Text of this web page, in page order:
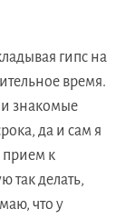
гипс на
время.
знакомые
да и сам я
прием к
так делать,
что у